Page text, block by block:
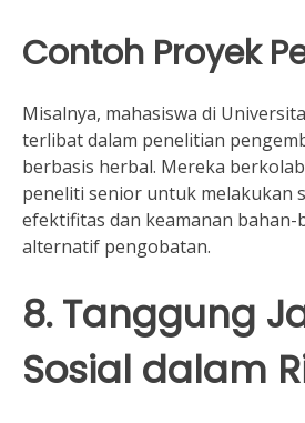
Contoh Proyek
Misalnya, mahasiswa di
terlibat dalam penelitian
berbasis herbal. Mereka
peneliti senior untuk melakukan
efektifitas dan keamanan bahan-
alternatif pengobatan.
8. Tanggung
Sosial dalam